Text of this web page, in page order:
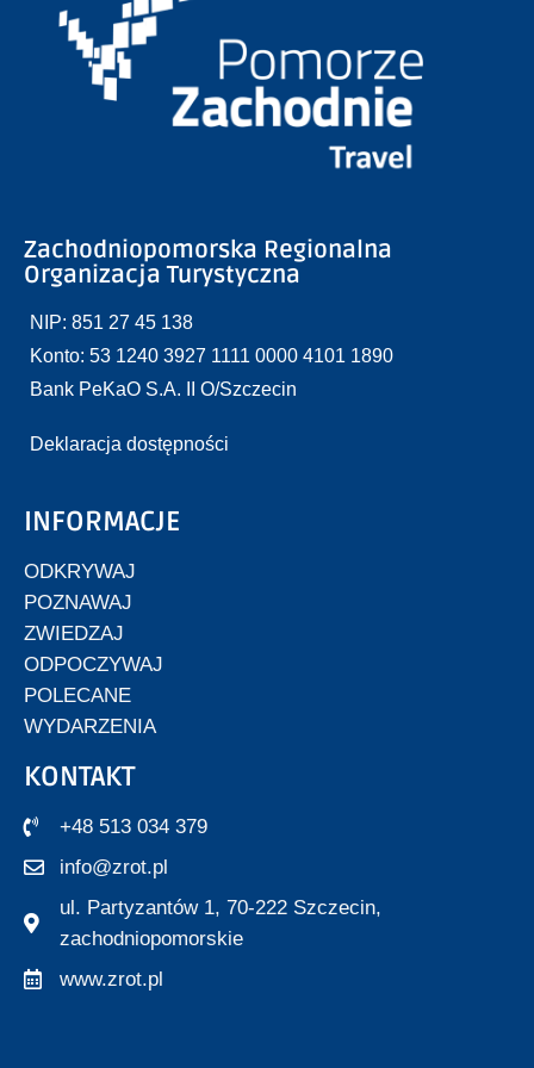
Zachodniopomorska Regionalna
Organizacja Turystyczna
NIP: 851 27 45 138
Konto: 53 1240 3927 1111 0000 4101 1890
Bank PeKaO S.A. II O/Szczecin
Deklaracja dostępności
INFORMACJE
ODKRYWAJ
POZNAWAJ
ZWIEDZAJ
ODPOCZYWAJ
POLECANE
WYDARZENIA
KONTAKT
+48 513 034 379
info@zrot.pl
ul. Partyzantów 1, 70-222 Szczecin,
zachodniopomorskie
www.zrot.pl